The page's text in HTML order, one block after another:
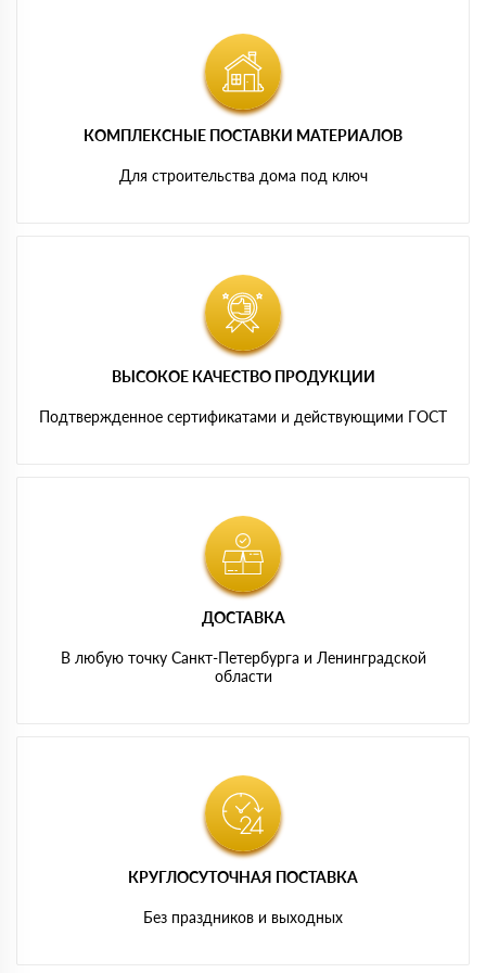
КОМПЛЕКСНЫЕ ПОСТАВКИ МАТЕРИАЛОВ
Для строительства дома под ключ
ВЫСОКОЕ КАЧЕСТВО ПРОДУКЦИИ
Подтвержденное сертификатами и действующими ГОСТ
ДОСТАВКА
В любую точку Санкт-Петербурга и Ленинградской
области
КРУГЛОСУТОЧНАЯ ПОСТАВКА
Без праздников и выходных